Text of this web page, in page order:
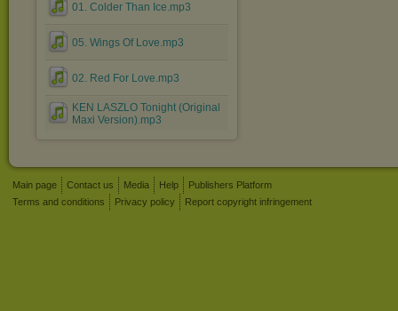
01. Colder Than Ice.mp3
05. Wings Of Love.mp3
02. Red For Love.mp3
KEN LASZLO Tonight (Original
Maxi Version).mp3
Main page Contact us Media Help
Publishers Platform
Terms and conditions
Privacy policy Report copyright infringement